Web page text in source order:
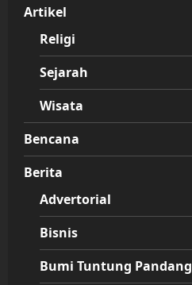
Artikel
Religi
Sejarah
Wisata
Bencana
Berita
Advertorial
Bisnis
Bumi Tuntung Pandang